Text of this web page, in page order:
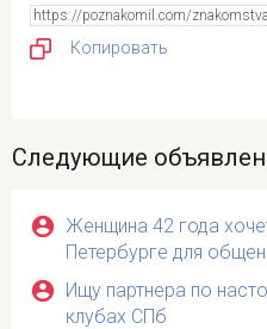
Копировать
Следующие
Женщина 42 года
Петербурге для
Ищу партнера по
клубах СПб